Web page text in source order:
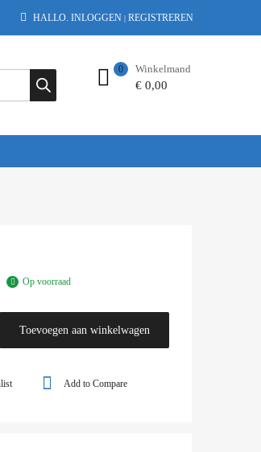
HALLO. INLOGGEN | REGISTREREN
Winkelmand
€ 0,00
0
Op voorraad
Toevoegen aan winkelwagen
Add to Compare